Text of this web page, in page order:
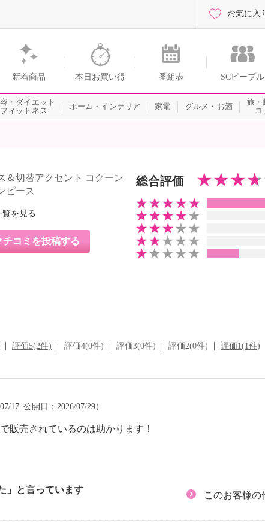
のショップチャンネル
新着商品 本日お買い得 番組表 SCピープル
お気に入
・ダイエット
フィットネス
ホーム・インテリア 家電 グルメ・お酒
旅・
＆切替アクセント コクーン
ピース
を見る
チコミを投稿する
総合評価
評価5(2件) 評価4(0件) 評価3(0件) 評価2(0件) 評価1(1件)
17| 公開日：2026/07/29）
販売されているのは助かります！
」と言っています
このお客様の